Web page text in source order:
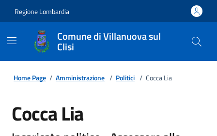
Regione Lombardia
Comune di Villanuova sul
Clisi
Home Page / Amministrazione / Politici / Cocca Lia
Cocca Lia